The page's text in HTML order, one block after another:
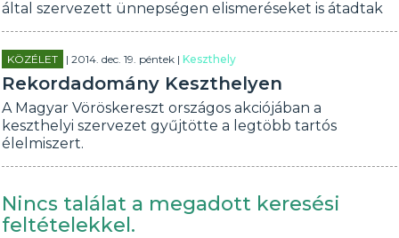
által szervezett ünnepségen elismeréseket is átadtak
KÖZÉLET | 2014. dec. 19. péntek |Keszthely
Rekordadomány Keszthelyen
A Magyar Vöröskereszt országos akciójában a
keszthelyi szervezet gyűjtötte a legtöbb tartós
élelmiszert.
Nincs találat a megadott keresési
feltételekkel.